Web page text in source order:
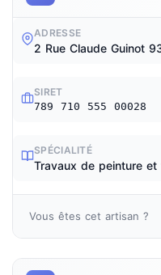
ADRESSE
2 Rue Claude Guinot
SIRET
789 710 555 00028
SPÉCIALITÉ
Travaux de peinture et
Vous êtes cet artisan ?